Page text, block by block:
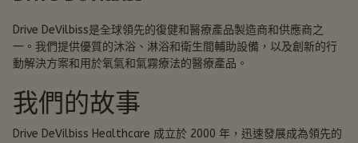
Drive DeVilbiss是全球領先的復健和醫療產品製造商和供應商之
一。我們提供優質的沐浴、淋浴和衛生間輔助設備，以及創新的行
動解決方案和用於氧氣和氣霧療法的醫療產品。
我們的故事
Drive DeVilbiss Healthcare 成立於 2000 年，迅速發展成為領先的